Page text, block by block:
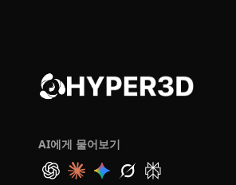
AI에게 물어보기